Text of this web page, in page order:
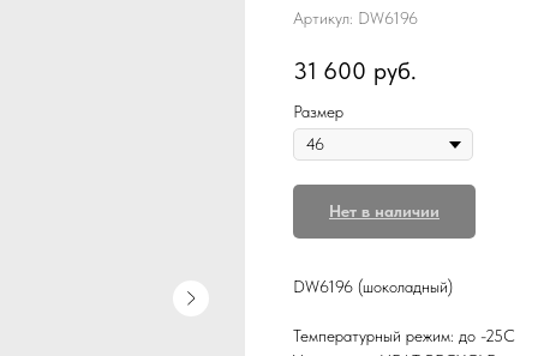
Артикул: DW6196
31 600 руб.
Размер
Нет в наличии
DW6196 (шоколадный)
Температурный режим: до -25C